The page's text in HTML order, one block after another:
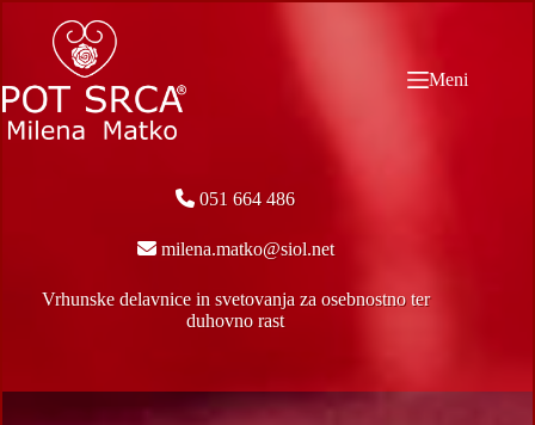
content
Meni
051 664 486
milena.matko@siol.net
Vrhunske delavnice in svetovanja za osebnostno ter
duhovno rast